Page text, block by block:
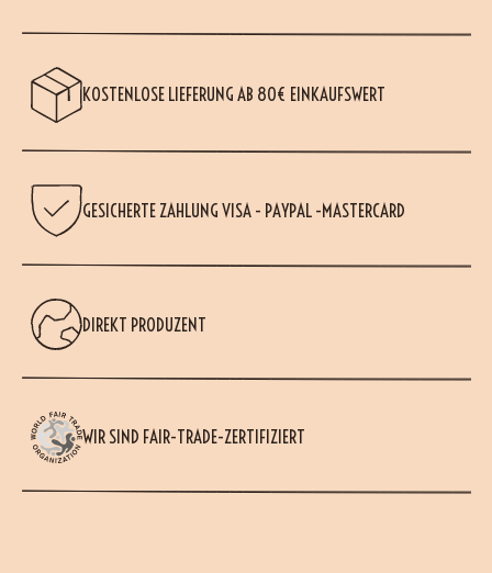
KOSTENLOSE LIEFERUNG AB 80€ EINKAUFSWERT
GESICHERTE ZAHLUNG VISA - PAYPAL -MASTERCARD
DIREKT PRODUZENT
WIR SIND FAIR-TRADE-ZERTIFIZIERT